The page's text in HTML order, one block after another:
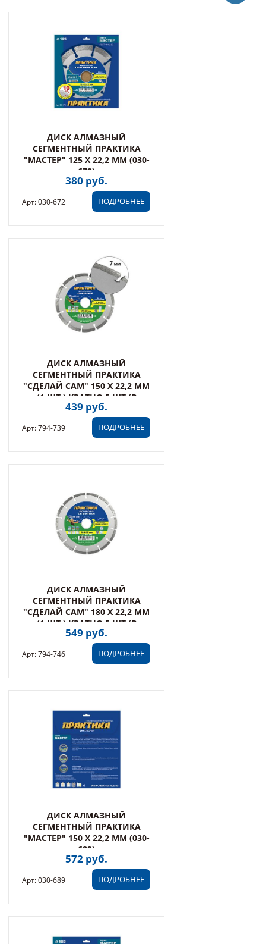
ДИСК АЛМАЗНЫЙ
СЕГМЕНТНЫЙ ПРАКТИКА
"МАСТЕР" 125 Х 22,2 ММ (030-
672)
380 руб.
ПОДРОБНЕЕ
Арт: 030-672
ДИСК АЛМАЗНЫЙ
СЕГМЕНТНЫЙ ПРАКТИКА
"СДЕЛАЙ САМ" 150 Х 22,2 ММ
(1 ШТ.) КРАТНО 5 ШТ (В
ПЛЕНКЕ) (794-739)
439 руб.
ПОДРОБНЕЕ
Арт: 794-739
ДИСК АЛМАЗНЫЙ
СЕГМЕНТНЫЙ ПРАКТИКА
"СДЕЛАЙ САМ" 180 Х 22,2 ММ
(1 ШТ.) КРАТНО 5 ШТ (В
ПЛЕНКЕ) (794-746)
549 руб.
ПОДРОБНЕЕ
Арт: 794-746
ДИСК АЛМАЗНЫЙ
СЕГМЕНТНЫЙ ПРАКТИКА
"МАСТЕР" 150 Х 22,2 ММ (030-
689)
572 руб.
ПОДРОБНЕЕ
Арт: 030-689